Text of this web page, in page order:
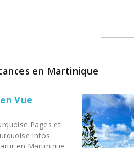
en Martinique
Vue
Pages et
Infos
en Martinique